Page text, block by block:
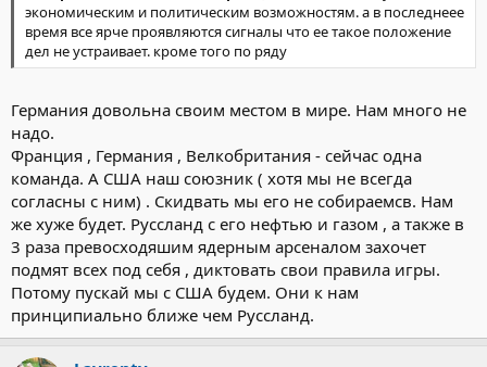
экономическим и политическим возможностям. а в последнеее
время все ярче проявляются сигналы что ее такое положение
дел не устраивает. кроме того по ряду
Германия довольна своим местом в мире. Нам много не
надо.
Франция , Германия , Велкобритания - сейчас одна
команда. А США наш союзник ( хотя мы не всегда
согласны с ним) . Скидвать мы его не собираемсв. Нам
же хуже будет. Руссланд с его нефтью и газом , а также в
3 раза превосходяшим ядерным арсеналом захочет
подмят всех под себя , диктовать свои правила игры.
Потому пускай мы с США будем. Они к нам
принципиально ближе чем Руссланд.